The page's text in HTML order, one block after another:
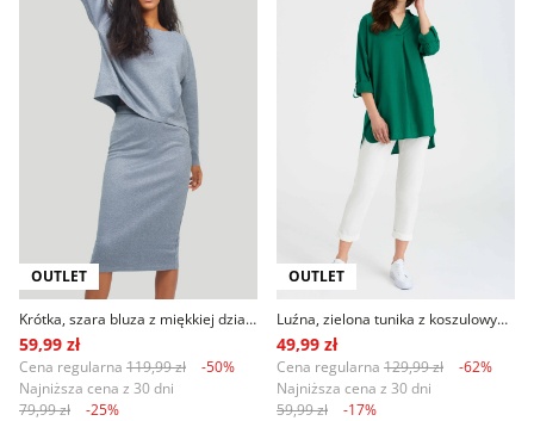
OUTLET
Krótka, szara bluza z miękkiej dzianiny
59,99 zł
Cena regularna 119,99 zł
-50%
Najniższa cena z 30 dni
79,99 zł
-25%
OUTLET
Luźna, zielona tunika z koszulowym kołnierzykiem
49,99 zł
Cena regularna 129,99 zł
-62%
Najniższa cena z 30 dni
59,99 zł
-17%